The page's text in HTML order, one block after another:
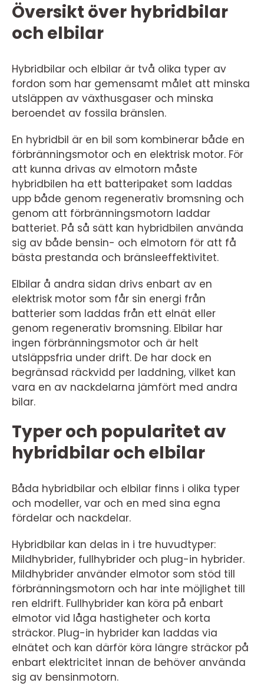
Översikt över hybridbilar
och elbilar
Hybridbilar och elbilar är två olika typer av
fordon som har gemensamt målet att minska
utsläppen av växthusgaser och minska
beroendet av fossila bränslen.
En hybridbil är en bil som kombinerar både en
förbränningsmotor och en elektrisk motor. För
att kunna drivas av elmotorn måste
hybridbilen ha ett batteripaket som laddas
upp både genom regenerativ bromsning och
genom att förbränningsmotorn laddar
batteriet. På så sätt kan hybridbilen använda
sig av både bensin- och elmotorn för att få
bästa prestanda och bränsleeffektivitet.
Elbilar å andra sidan drivs enbart av en
elektrisk motor som får sin energi från
batterier som laddas från ett elnät eller
genom regenerativ bromsning. Elbilar har
ingen förbränningsmotor och är helt
utsläppsfria under drift. De har dock en
begränsad räckvidd per laddning, vilket kan
vara en av nackdelarna jämfört med andra
bilar.
Typer och popularitet av
hybridbilar och elbilar
Båda hybridbilar och elbilar finns i olika typer
och modeller, var och en med sina egna
fördelar och nackdelar.
Hybridbilar kan delas in i tre huvudtyper:
Mildhybrider, fullhybrider och plug-in hybrider.
Mildhybrider använder elmotor som stöd till
förbränningsmotorn och har inte möjlighet till
ren eldrift. Fullhybrider kan köra på enbart
elmotor vid låga hastigheter och korta
sträckor. Plug-in hybrider kan laddas via
elnätet och kan därför köra längre sträckor på
enbart elektricitet innan de behöver använda
sig av bensinmotorn.